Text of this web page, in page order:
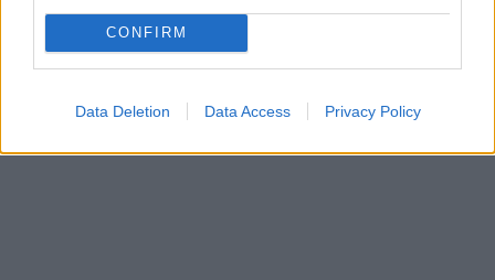
CONFIRM
Data Deletion Data Access Privacy Policy